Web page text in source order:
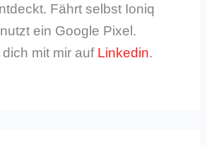
Fährt selbst Ioniq
ein Google Pixel.
mit mir auf Linkedin.